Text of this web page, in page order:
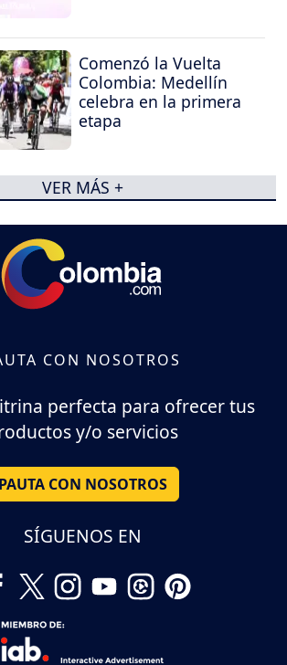
Comenzó la Vuelta
Colombia: Medellín
celebra en la primera
etapa
VER MÁS +
CON NOSOTROS
perfecta para ofrecer tus
y/o servicios
PAUTA CON NOSOTROS
SÍGUENOS EN